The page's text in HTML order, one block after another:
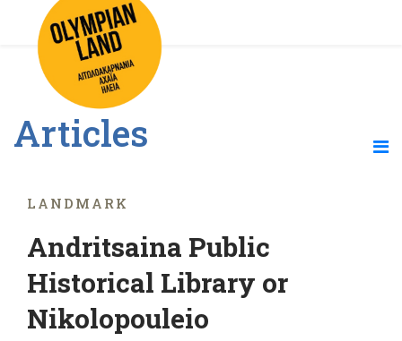
Articles
LANDMARK
Andritsaina Public
Historical Library or
Nikolopouleio